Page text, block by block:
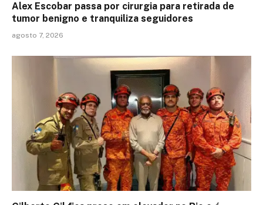
Alex Escobar passa por cirurgia para retirada de
tumor benigno e tranquiliza seguidores
agosto 7, 2026